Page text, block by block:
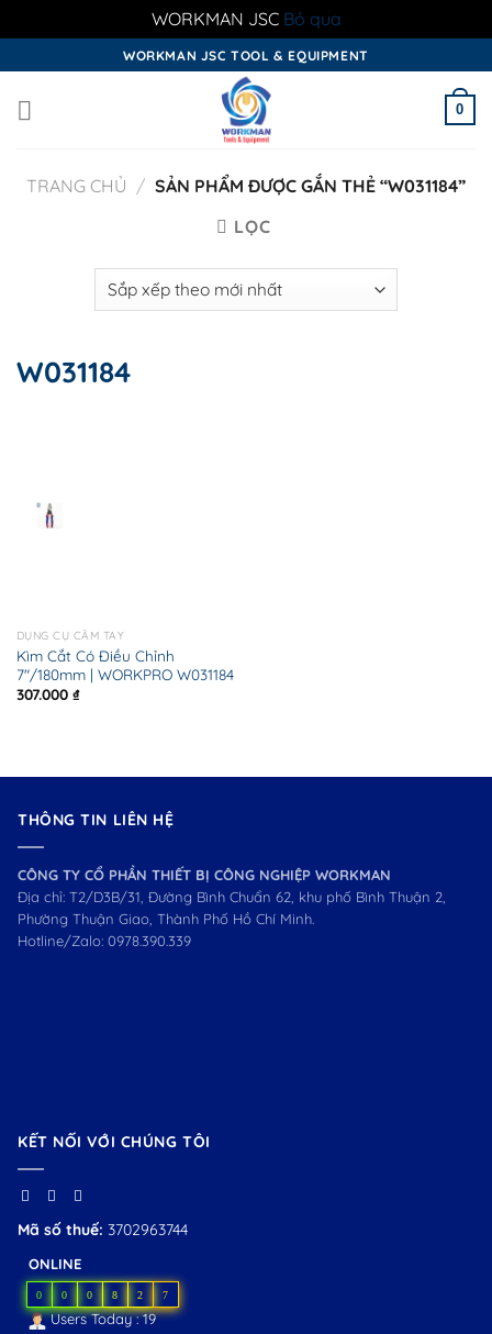
WORKMAN JSC Bỏ qua
to
content
WORKMAN JSC TOOL & EQUIPMENT
0
TRANG CHỦ / SẢN PHẨM ĐƯỢC GẮN THẺ “W031184”
LỌC
W031184
DỤNG CỤ CẦM TAY
Kìm Cắt Có Điều Chỉnh
7″/180mm | WORKPRO W031184
307.000 ₫
THÔNG TIN LIÊN HỆ
CÔNG TY CỔ PHẦN THIẾT BỊ CÔNG NGHIỆP WORKMAN
Địa chỉ: T2/D3B/31, Đường Bình Chuẩn 62, khu phố Bình Thuận 2,
Phường Thuận Giao, Thành Phố Hồ Chí Minh.
Hotline/Zalo: 0978.390.339
KẾT NỐI VỚI CHÚNG TÔI
Mã số thuế: 3702963744
ONLINE
0 0 0 8 2 7
Users Today : 19